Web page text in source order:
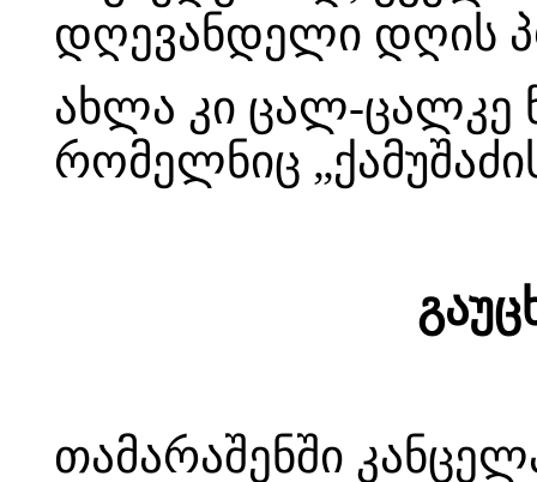
დღევანდელი დღის
ახლა კი ცალ-ცალკე
რომელნიც
თამარაშენში